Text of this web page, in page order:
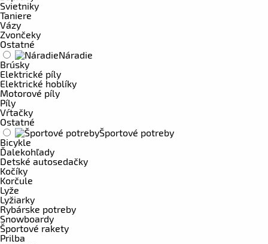
Svietniky
Taniere
Vázy
Zvončeky
Ostatné
Náradie
Brúsky
Elektrické píly
Elektrické hoblíky
Motorové píly
Píly
Vŕtačky
Ostatné
Športové potreby
Bicykle
Ďalekohľady
Detské autosedačky
Kočíky
Korčule
Lyže
Lyžiarky
Rybárske potreby
Snowboardy
Športové rakety
Prilba